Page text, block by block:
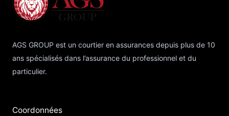
AGS GROUP est un courtier en assurances depuis plus de 10
ans spécialisés dans l’assurance du professionnel et du
particulier.
Coordonnées​